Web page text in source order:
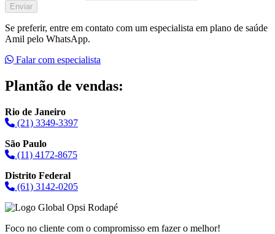
Enviar
Se preferir, entre em contato com um especialista em plano de saúde
Amil pelo WhatsApp.
Falar com especialista
Plantão de vendas:
Rio de Janeiro
(21) 3349-3397
São Paulo
(11) 4172-8675
Distrito Federal
(61) 3142-0205
Foco no cliente com o compromisso em fazer o melhor!